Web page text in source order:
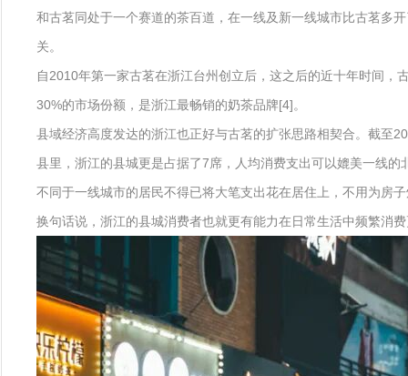
和古茗同处于一个赛道的茶百道，在一线及新一线城市比古茗多
关。
自2010年第一家古茗在浙江台州创立后，这之后的近十年时间
30%的市场份额，是浙江最畅销的奶茶品牌[4]。
县域经济高度发达的浙江也正好与古茗的扩张思路相契合。截至
县里，浙江的县城更是占据了7席，人均消费支出可以媲美一线的
不同于一线城市的居民不得已将大笔支出花在居住上，不用为房
换句话说，浙江的县城消费者也就更有能力在日常生活中频繁消